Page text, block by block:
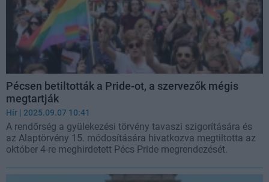
Pécsen betiltották a Pride-ot, a szervezők mégis
megtartják
Hír | 2025.09.07 10:41
A rendőrség a gyülekezési törvény tavaszi szigorítására és
az Alaptörvény 15. módosítására hivatkozva megtiltotta az
október 4-re meghirdetett Pécs Pride megrendezését.